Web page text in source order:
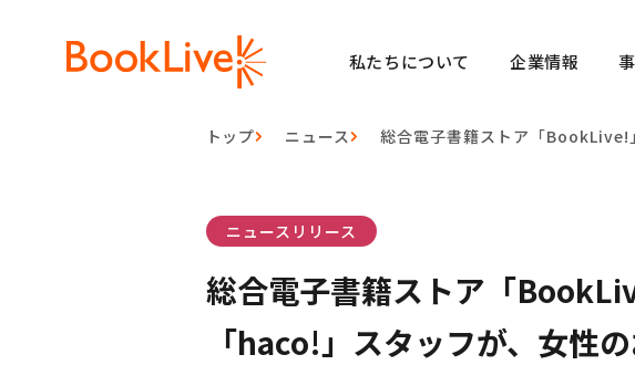
私たちについて 企業情報
トップ ニュース 総合電子書籍ストア「BookLive!
ニュースリリース
総合電子書籍ストア「
「haco!」スタッフが、女性